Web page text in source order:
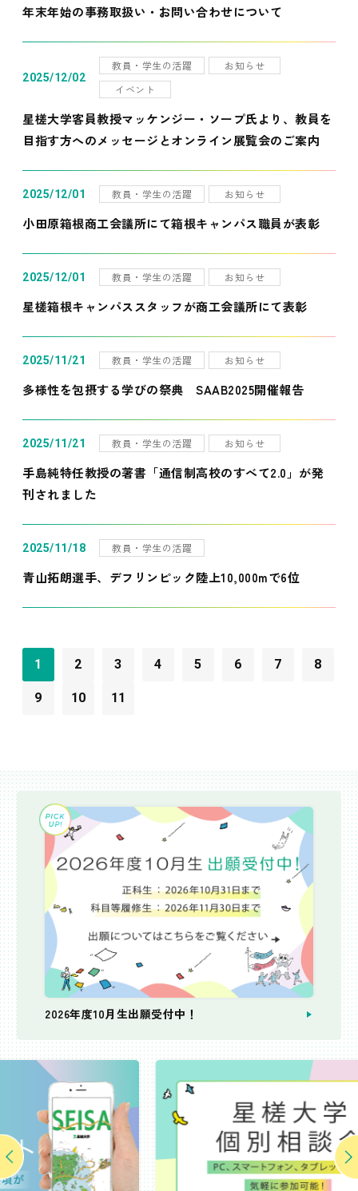
年末年始の事務取扱い・お問い合わせについて
2025/12/02
教員・学生の活躍
お知らせ
イベント
星槎大学客員教授マッケンジー・ソープ氏より、教員を
目指す方へのメッセージとオンライン展覧会のご案内
2025/12/01 教員・学生の活躍 お知らせ
小田原箱根商工会議所にて箱根キャンパス職員が表彰
2025/12/01 教員・学生の活躍 お知らせ
星槎箱根キャンパススタッフが商工会議所にて表彰
2025/11/21 教員・学生の活躍 お知らせ
多様性を包摂する学びの祭典 SAAB2025開催報告
2025/11/21 教員・学生の活躍 お知らせ
手島純特任教授の著書「通信制高校のすべて2.0」が発
刊されました
2025/11/18 教員・学生の活躍
青山拓朗選手、デフリンピック陸上10,000mで6位
1 2 3 4 5 6 7 8
9 10 11
2026年度10月生出願受付中！